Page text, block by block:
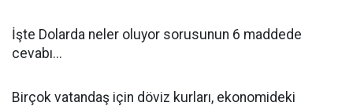
İşte Dolarda neler oluyor sorusunun 6 maddede
cevabı...
Birçok vatandaş için döviz kurları, ekonomideki